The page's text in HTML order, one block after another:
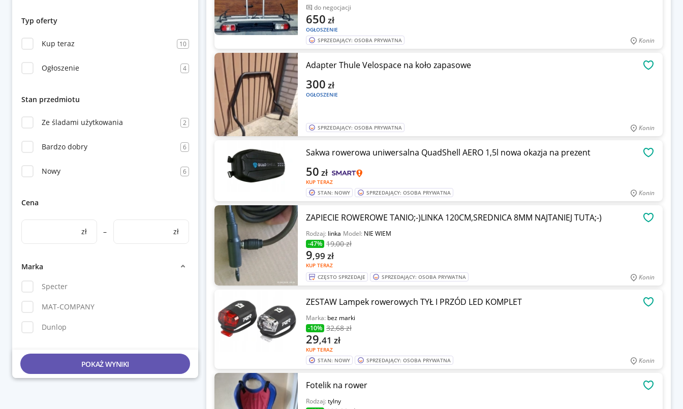
Typ oferty
Kup teraz 10
Ogłoszenie 4
Stan przedmiotu
Ze śladami użytkowania 2
Bardzo dobry 6
Nowy 6
Cena
zł – zł
Marka
Specter
MAT-COMPANY
Dunlop
POKAŻ WYNIKI
do negocjacji
OGŁOSZENIE
650 zł
SPRZEDAJĄCY: OSOBA PRYWATNA Konin
Adapter Thule Velospace na koło zapasowe
OGŁOSZENIE
300 zł
SPRZEDAJĄCY: OSOBA PRYWATNA Konin
Sakwa rowerowa uniwersalna QuadShell AERO 1,5l nowa okazja na prezent
KUP TERAZ
50 zł
STAN: NOWY SPRZEDAJĄCY: OSOBA PRYWATNA Konin
ZAPIECIE ROWEROWE TANIO;-)LINKA 120CM,SREDNICA 8MM NAJTANIEJ TUTA;-)
Rodzaj: linka Model: NIE WIEM
-47% 19,00 zł
KUP TERAZ
9,99 zł
CZĘSTO SPRZEDAJE SPRZEDAJĄCY: OSOBA PRYWATNA Konin
ZESTAW Lampek rowerowych TYŁ I PRZÓD LED KOMPLET
Marka: bez marki
-10% 32,68 zł
KUP TERAZ
29,41 zł
STAN: NOWY SPRZEDAJĄCY: OSOBA PRYWATNA Konin
Fotelik na rower
Rodzaj:tylny